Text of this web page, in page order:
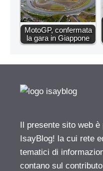
MotoGP, confermata
la gara in Giappone
Il presente sito web
IsayBlog! la cui rete
tematici di
contano sul